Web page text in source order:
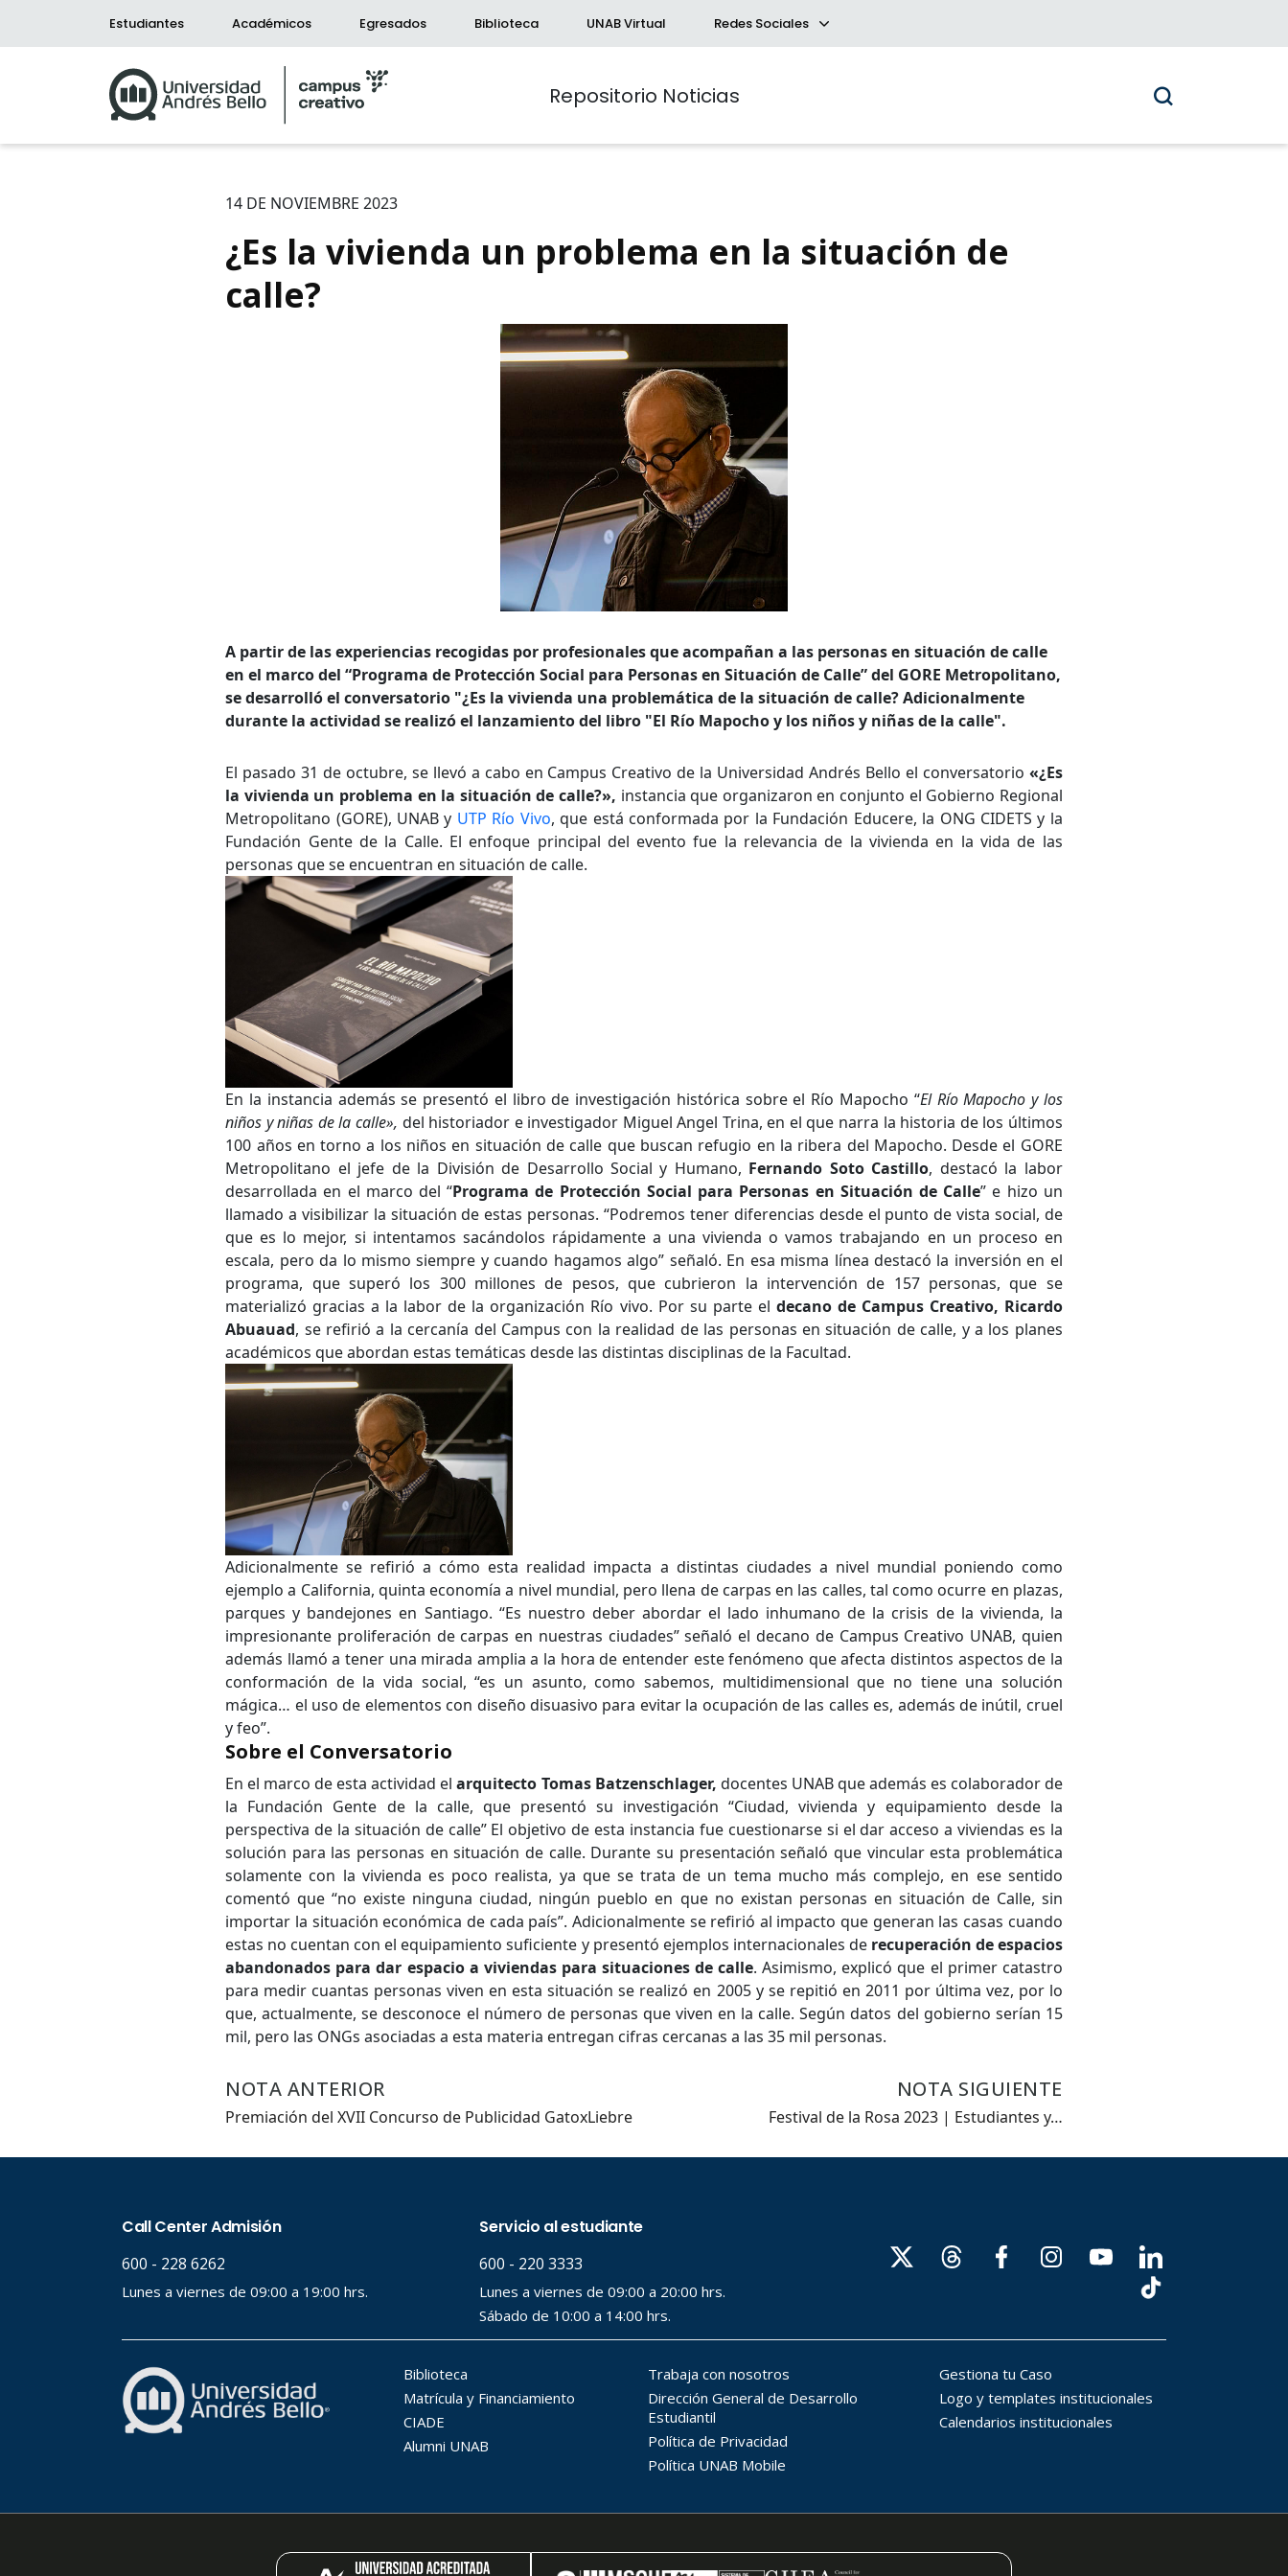
Estudiantes Académicos Egresados Biblioteca UNAB Virtual Redes Sociales
Repositorio Noticias
14 DE NOVIEMBRE 2023
¿Es la vivienda un problema en la situación de
calle?
A partir de las experiencias recogidas por profesionales que acompañan a las personas en situación de calle
en el marco del “Programa de Protección Social para Personas en Situación de Calle” del GORE Metropolitano,
se desarrolló el conversatorio "¿Es la vivienda una problemática de la situación de calle? Adicionalmente
durante la actividad se realizó el lanzamiento del libro "El Río Mapocho y los niños y niñas de la calle".
El pasado 31 de octubre, se llevó a cabo en Campus Creativo de la Universidad Andrés Bello el conversatorio «¿Es
la vivienda un problema en la situación de calle?», instancia que organizaron en conjunto el Gobierno Regional
Metropolitano (GORE), UNAB y UTP Río Vivo, que está conformada por la Fundación Educere, la ONG CIDETS y la
Fundación Gente de la Calle. El enfoque principal del evento fue la relevancia de la vivienda en la vida de las
personas que se encuentran en situación de calle.
En la instancia además se presentó el libro de investigación histórica sobre el Río Mapocho “El Río Mapocho y los
niños y niñas de la calle», del historiador e investigador Miguel Angel Trina, en el que narra la historia de los últimos
100 años en torno a los niños en situación de calle que buscan refugio en la ribera del Mapocho. Desde el GORE
Metropolitano el jefe de la División de Desarrollo Social y Humano, Fernando Soto Castillo, destacó la labor
desarrollada en el marco del “Programa de Protección Social para Personas en Situación de Calle” e hizo un
llamado a visibilizar la situación de estas personas. “Podremos tener diferencias desde el punto de vista social, de
que es lo mejor, si intentamos sacándolos rápidamente a una vivienda o vamos trabajando en un proceso en
escala, pero da lo mismo siempre y cuando hagamos algo” señaló. En esa misma línea destacó la inversión en el
programa, que superó los 300 millones de pesos, que cubrieron la intervención de 157 personas, que se
materializó gracias a la labor de la organización Río vivo. Por su parte el decano de Campus Creativo, Ricardo
Abuauad, se refirió a la cercanía del Campus con la realidad de las personas en situación de calle, y a los planes
académicos que abordan estas temáticas desde las distintas disciplinas de la Facultad.
Adicionalmente se refirió a cómo esta realidad impacta a distintas ciudades a nivel mundial poniendo como
ejemplo a California, quinta economía a nivel mundial, pero llena de carpas en las calles, tal como ocurre en plazas,
parques y bandejones en Santiago. “Es nuestro deber abordar el lado inhumano de la crisis de la vivienda, la
impresionante proliferación de carpas en nuestras ciudades” señaló el decano de Campus Creativo UNAB, quien
además llamó a tener una mirada amplia a la hora de entender este fenómeno que afecta distintos aspectos de la
conformación de la vida social, “es un asunto, como sabemos, multidimensional que no tiene una solución
mágica… el uso de elementos con diseño disuasivo para evitar la ocupación de las calles es, además de inútil, cruel
y feo”.
Sobre el Conversatorio
En el marco de esta actividad el arquitecto Tomas Batzenschlager, docentes UNAB que además es colaborador de
la Fundación Gente de la calle, que presentó su investigación “Ciudad, vivienda y equipamiento desde la
perspectiva de la situación de calle” El objetivo de esta instancia fue cuestionarse si el dar acceso a viviendas es la
solución para las personas en situación de calle. Durante su presentación señaló que vincular esta problemática
solamente con la vivienda es poco realista, ya que se trata de un tema mucho más complejo, en ese sentido
comentó que “no existe ninguna ciudad, ningún pueblo en que no existan personas en situación de Calle, sin
importar la situación económica de cada país”. Adicionalmente se refirió al impacto que generan las casas cuando
estas no cuentan con el equipamiento suficiente y presentó ejemplos internacionales de recuperación de espacios
abandonados para dar espacio a viviendas para situaciones de calle. Asimismo, explicó que el primer catastro
para medir cuantas personas viven en esta situación se realizó en 2005 y se repitió en 2011 por última vez, por lo
que, actualmente, se desconoce el número de personas que viven en la calle. Según datos del gobierno serían 15
mil, pero las ONGs asociadas a esta materia entregan cifras cercanas a las 35 mil personas.
NOTA ANTERIOR
Premiación del XVII Concurso de Publicidad GatoxLiebre
NOTA SIGUIENTE
Festival de la Rosa 2023 | Estudiantes y…
Búsqueda Avanzada
Palabra clave
Desde...
Hasta...